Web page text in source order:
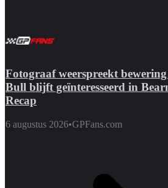
Fotograaf weerspreekt
Bull blijft geïnteresseerd in
Recap
6 augustus 2026•GPFans.com